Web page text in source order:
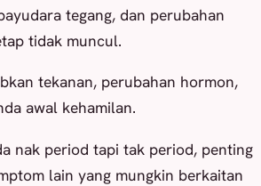
tegang, dan perubahan
tidak muncul.
tekanan, perubahan hormon,
awal kehamilan.
nak period tapi tak period, penting
lain yang mungkin berkaitan